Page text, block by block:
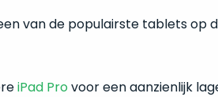
van de populairste tablets
iPad Provoor een aanzienlijk